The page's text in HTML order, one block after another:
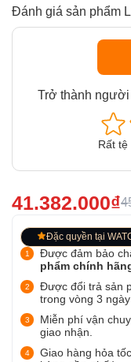
Đánh giá sản phẩm
Trở thành người
Rất tệ
41.382.000₫
Đặc quyền tại
Được đảm bảo
phẩm chính
Được đổi trả sản
trong vòng 3
Miễn phí vận
giao nhận.
Giao hàng hỏa